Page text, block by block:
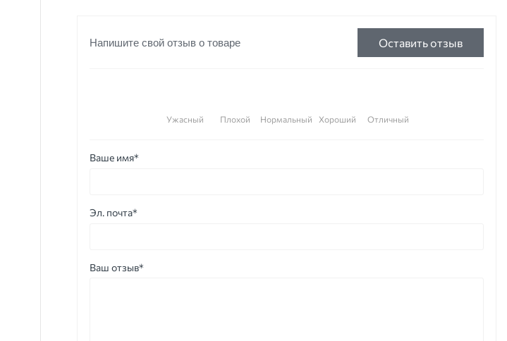
Напишите свой отзыв о товаре Оставить отзыв
Отличный
Хороший
Нормальный
Плохой
Ужасный
Ваше имя*
Эл. почта*
Ваш отзыв*